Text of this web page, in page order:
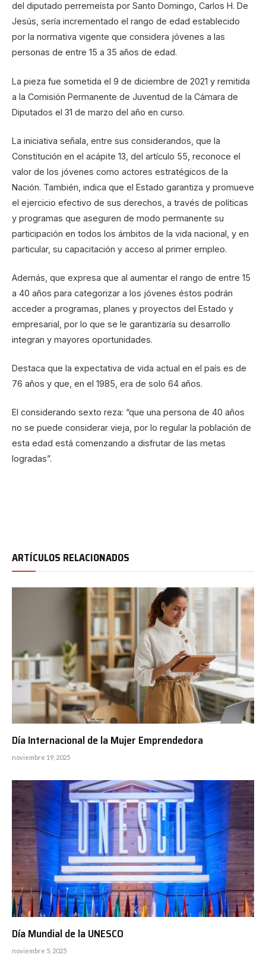
del diputado perremeísta por Santo Domingo, Carlos H. De
Jesús, sería incrementado el rango de edad establecido
por la normativa vigente que considera jóvenes a las
personas de entre 15 a 35 años de edad.
La pieza fue sometida el 9 de diciembre de 2021 y remitida
a la Comisión Permanente de Juventud de la Cámara de
Diputados el 31 de marzo del año en curso.
La iniciativa señala, entre sus considerandos, que la
Constitución en el acápite 13, del artículo 55, reconoce el
valor de los jóvenes como actores estratégicos de la
Nación. También, indica que el Estado garantiza y promueve
el ejercicio efectivo de sus derechos, a través de políticas
y programas que aseguren de modo permanente su
participación en todos los ámbitos de la vida nacional, y en
particular, su capacitación y acceso al primer empleo.
Además, que expresa que al aumentar el rango de entre 15
a 40 años para categorizar a los jóvenes éstos podrán
acceder a programas, planes y proyectos del Estado y
empresarial, por lo que se le garantizaría su desarrollo
integran y mayores oportunidades.
Destaca que la expectativa de vida actual en el país es de
76 años y que, en el 1985, era de solo 64 años.
El considerando sexto reza: “que una persona de 40 años
no se puede considerar vieja, por lo regular la población de
esta edad está comenzando a disfrutar de las metas
logradas”.
ARTÍCULOS RELACIONADOS
Día Internacional de la Mujer Emprendedora
noviembre 19, 2025
Día Mundial de la UNESCO
noviembre 5, 2025